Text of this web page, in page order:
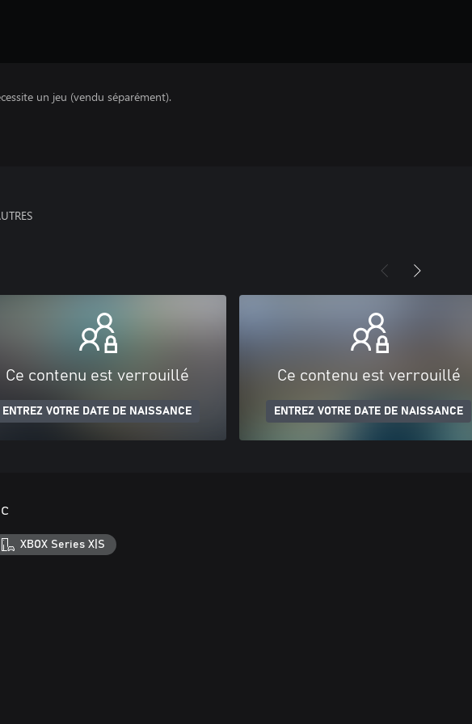
un jeu (vendu séparément).
Ce contenu est verrouillé
ENTREZ VOTRE DATE DE NAISSANCE
Ce contenu est verrouillé
ENTREZ VOTRE DATE DE NAISSANCE
XBOX Series X|S